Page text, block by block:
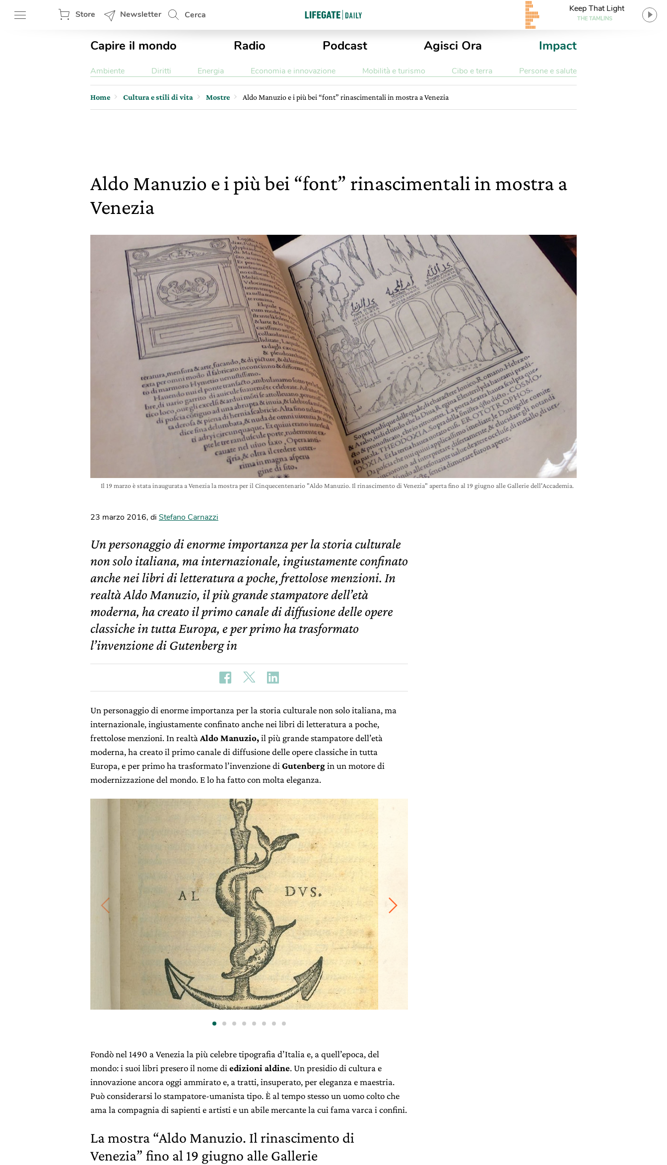
Store Newsletter Cerca
Keep That Light
THE TAMLINS
Capire il mondo Radio Podcast Agisci Ora Impact
Ambiente Diritti Energia Economia e innovazione Mobilità e turismo Cibo e terra Persone e salute
Home Cultura e stili di vita Mostre Aldo Manuzio e i più bei “font” rinascimentali in mostra a Venezia
Aldo Manuzio e i più bei “font” rinascimentali in mostra a
Venezia
Il 19 marzo è stata inaugurata a Venezia la mostra per il Cinquecentenario "Aldo Manuzio. Il rinascimento di Venezia" aperta fino al 19 giugno alle Gallerie dell'Accademia.
23 marzo 2016, di Stefano Carnazzi
Un personaggio di enorme importanza per la storia culturale
non solo italiana, ma internazionale, ingiustamente confinato
anche nei libri di letteratura a poche, frettolose menzioni. In
realtà Aldo Manuzio, il più grande stampatore dell’età
moderna, ha creato il primo canale di diffusione delle opere
classiche in tutta Europa, e per primo ha trasformato
l’invenzione di Gutenberg in
Un personaggio di enorme importanza per la storia culturale non solo italiana, ma
internazionale, ingiustamente confinato anche nei libri di letteratura a poche,
frettolose menzioni. In realtà Aldo Manuzio,il più grande stampatore dell’età
moderna, ha creato il primo canale di diffusione delle opere classiche in tutta
Europa, e per primo ha trasformato l’invenzione di Gutenbergin un motore di
modernizzazione del mondo. E lo ha fatto con molta eleganza.
Fondò nel 1490 a Venezia la più celebre tipografia d’Italia e, a quell’epoca, del
mondo: i suoi libri presero il nome diedizioni aldine. Un presidio di cultura e
innovazione ancora oggi ammirato e, a tratti, insuperato, per eleganza e maestria.
Può considerarsi lo stampatore-umanista tipo. È al tempo stesso un uomo colto che
ama la compagnia di sapienti e artisti e un abile mercante la cui fama varca i confini.
La mostra “Aldo Manuzio. Il rinascimento di
Venezia” fino al 19 giugno alle Gallerie